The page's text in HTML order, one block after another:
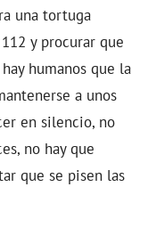
una tortuga
y procurar que
humanos que la
a unos
en silencio, no
no hay que
que se pisen las